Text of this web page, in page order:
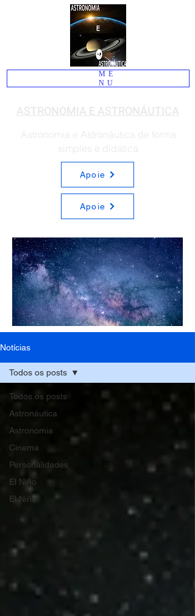
ASTRONOMIA E ASTRONÁUTICA
ME
NU
Astronomia e Astronáutica de forma
simples e didática
Apoie
Apoie
Notícias
Todos os posts
Astronáutica
Astronomia
Cinema
Personalidades
El Niño
El Niño
Todos os posts